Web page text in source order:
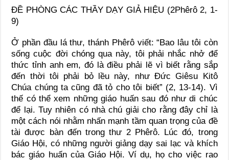
ĐỀ PHÒNG CÁC THẦY DẠY GIẢ HIỆU (2Phêrô 2, 1-
9)
Ở phần đầu lá thư, thánh Phêrô viết: “Bao lâu tôi còn
sống cuộc đời chóng qua này, tôi phải nhắc nhở để
thức tỉnh anh em, đó là điều phải lẽ vì biết rằng sắp
đến thời tôi phải bỏ lều này, như Đức Giêsu Kitô
Chúa chúng ta cũng đã tỏ cho tôi biết” (2, 13-14). Vì
thế có thể xem những giáo huấn sau đó như di chúc
để lại. Tuy nhiên có nhà chú giải cho rằng đây chỉ là
một cách nói nhằm nhấn mạnh tầm quan trọng của đề
tài được bàn đến trong thư 2 Phêrô. Lúc đó, trong
Giáo Hội, có những người giảng dạy sai lạc và khích
bác giáo huấn của Giáo Hội. Ví dụ, họ cho việc rao